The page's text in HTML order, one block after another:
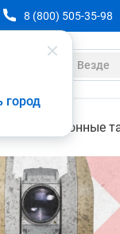
город
8 (800) 505-35-98
Везде
Электронные